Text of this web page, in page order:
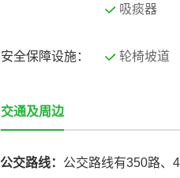
吸痰器
安全保障设施： 轮椅坡道
交通及周边
公交路线： 公交路线有350路、